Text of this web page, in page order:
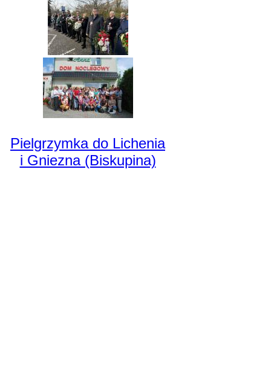
Pielgrzymka do Lichenia
i Gniezna (Biskupina)